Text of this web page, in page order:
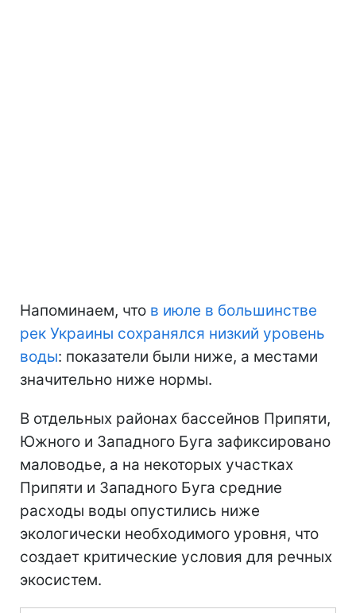
Напоминаем, что в июле в большинстве
рек Украины сохранялся низкий уровень
воды: показатели были ниже, а местами
значительно ниже нормы.
В отдельных районах бассейнов Припяти,
Южного и Западного Буга зафиксировано
маловодье, а на некоторых участках
Припяти и Западного Буга средние
расходы воды опустились ниже
экологически необходимого уровня, что
создает критические условия для речных
экосистем.